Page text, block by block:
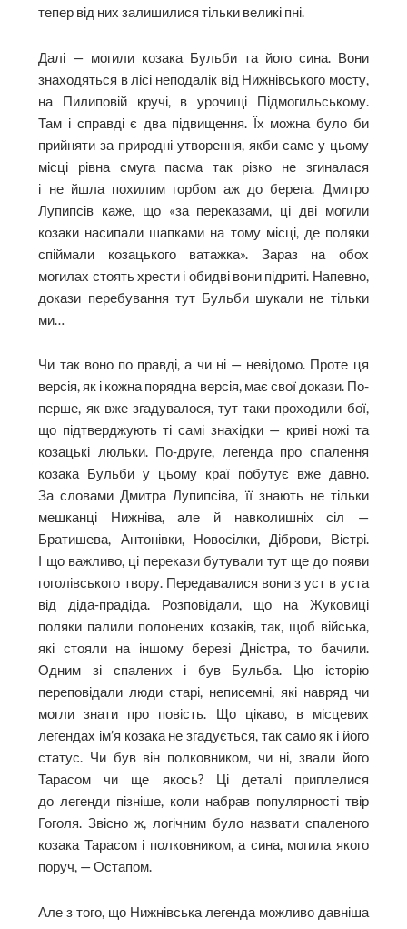
тепер від них залишилися тільки великі пні.
Далі — могили козака Бульби та його сина. Вони
знаходяться в лісі неподалік від Нижнівського мосту,
на Пилиповій кручі, в уро­чищі Підмогильському.
Там і справді є два підвищення. Їх можна було би
прийняти за природні утворення, якби саме у цьому
місці рівна смуга пасма так різко не згиналася
і не йшла похилим горбом аж до берега. Дмит­ро
Лупипсів каже, що «за переказами, ці дві могили
козаки насипали шапками на тому місці, де поляки
спіймали козацького ватаж­ка». Зараз на обох
могилах стоять хрести і обидві вони підриті. Напевно,
докази перебування тут Бульби шукали не тільки
ми…
Чи так воно по правді, а чи ні — невідомо. Проте ця
версія, як і кожна порядна версія, має свої докази. По-
перше, як вже згадувалося, тут таки проходили бої,
що підтверджують ті самі знахідки — криві ножі та
козацькі люльки. По-друге, легенда про спалення
козака Бульби у цьому краї побутує вже давно.
За словами Дмитра Лупипсіва, її знають не тільки
мешканці Нижніва, але й навколишніх сіл —
Братишева, Антонівки, Новосілки, Діброви, Вістрі.
І що важливо, ці перекази бутували тут ще до появи
гоголівського твору. Передавалися вони з уст в уста
від діда-прадіда. Розповідали, що на Жуковиці
поляки палили полонених козаків, так, щоб війська,
які стояли на іншому березі Дністра, то бачили.
Одним зі спалених і був Бульба. Цю історію
переповідали люди старі, неписемні, які навряд чи
могли знати про повість. Що цікаво, в місцевих
легендах ім’я козака не згадується, так само як і його
статус. Чи був він полковником, чи ні, звали його
Тарасом чи ще якось? Ці деталі приплелися
до легенди пізніше, коли набрав популярності твір
Гоголя. Звісно ж, логічним було назвати спаленого
козака Тарасом і полковником, а сина, могила якого
поруч, — Остапом.
Але з того, що Нижнівська легенда можливо давніша